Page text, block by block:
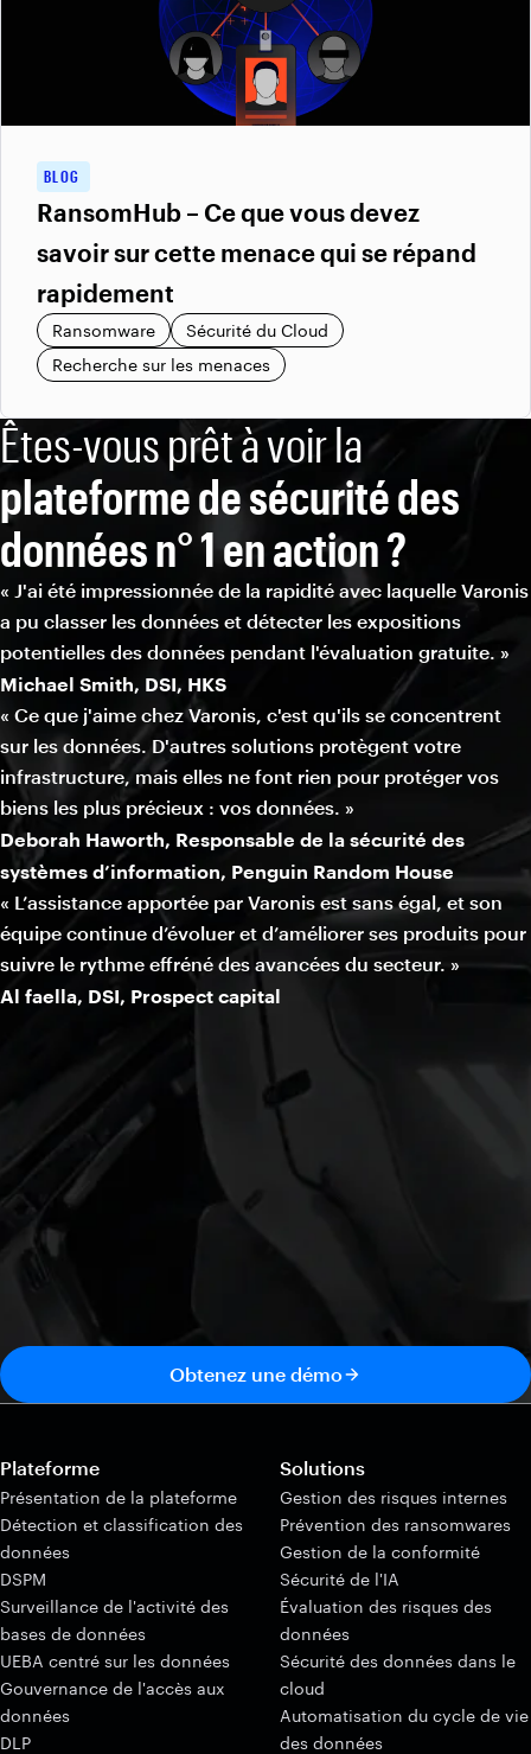
BLOG
RansomHub – Ce que vous devez
savoir sur cette menace qui se répand
rapidement
Ransomware
Sécurité du Cloud
Recherche sur les menaces
Êtes-vous prêt à voir la
plateforme de sécurité des
données n° 1 en action ?
« J'ai été impressionnée de la rapidité avec laquelle Varonis
a pu classer les données et détecter les expositions
potentielles des données pendant l'évaluation gratuite. »
Michael Smith, DSI, HKS
« Ce que j'aime chez Varonis, c'est qu'ils se concentrent
sur les données. D'autres solutions protègent votre
infrastructure, mais elles ne font rien pour protéger vos
biens les plus précieux : vos données. »
Deborah Haworth, Responsable de la sécurité des
systèmes d’information, Penguin Random House
« L’assistance apportée par Varonis est sans égal, et son
équipe continue d’évoluer et d’améliorer ses produits pour
suivre le rythme effréné des avancées du secteur. »
Al faella, DSI, Prospect capital
Obtenez une démo
Plateforme
Présentation de la plateforme
Détection et classification des
données
DSPM
Surveillance de l'activité des
bases de données
UEBA centré sur les données
Gouvernance de l'accès aux
données
DLP
Solutions
Gestion des risques internes
Prévention des ransomwares
Gestion de la conformité
Sécurité de l'IA
Évaluation des risques des
données
Sécurité des données dans le
cloud
Automatisation du cycle de vie
des données